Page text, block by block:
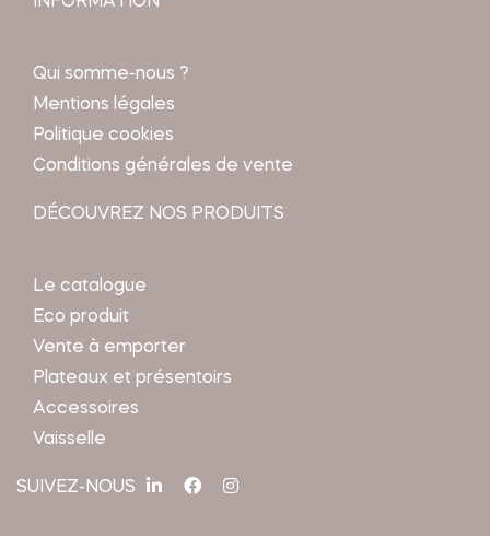
Qui somme-nous ?
Mentions légales
Politique cookies
Conditions générales de vente
DÉCOUVREZ NOS PRODUITS
Le catalogue
Eco produit
Vente à emporter
Plateaux et présentoirs
Accessoires
Vaisselle
SUIVEZ-NOUS